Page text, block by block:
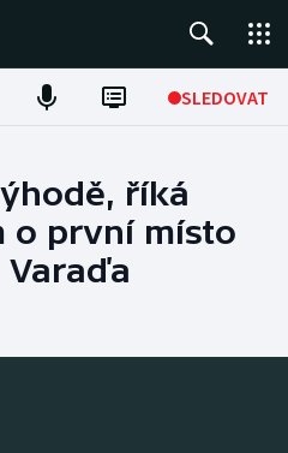
SLEDOVAT
říká
o první místo